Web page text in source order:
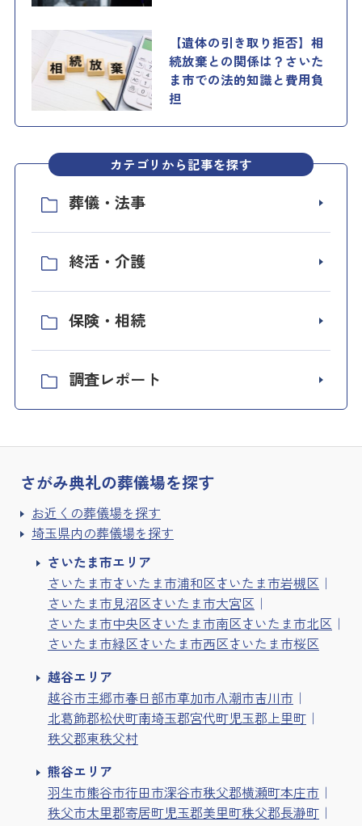
【遺体の引き取り拒否】相
続放棄との関係は？さいた
ま市での法的知識と費用負
担
カテゴリから記事を探す
葬儀・法事
終活・介護
保険・相続
調査レポート
さがみ典礼の葬儀場を探す
お近くの葬儀場を探す
埼玉県内の葬儀場を探す
さいたま市エリア
さいたま市さいたま市浦和区さいたま市岩槻区
さいたま市見沼区さいたま市大宮区
さいたま市中央区さいたま市南区さいたま市北区
さいたま市緑区さいたま市西区さいたま市桜区
越谷エリア
越谷市三郷市春日部市草加市八潮市吉川市
北葛飾郡松伏町南埼玉郡宮代町児玉郡上里町
秩父郡東秩父村
熊谷エリア
羽生市熊谷市行田市深谷市秩父郡横瀬町本庄市
秩父市大里郡寄居町児玉郡美里町秩父郡長瀞町